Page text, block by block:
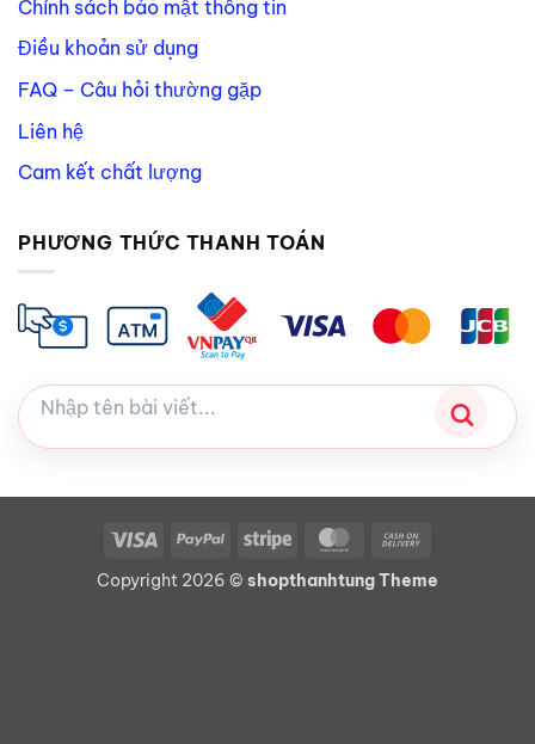
Chính sách bảo mật thông tin
Điều khoản sử dụng
FAQ – Câu hỏi thường gặp
Liên hệ
Cam kết chất lượng
PHƯƠNG THỨC THANH TOÁN
Visa PayPal Stripe MasterCard
Delivery
Copyright 2026 © shopthanhtung Theme